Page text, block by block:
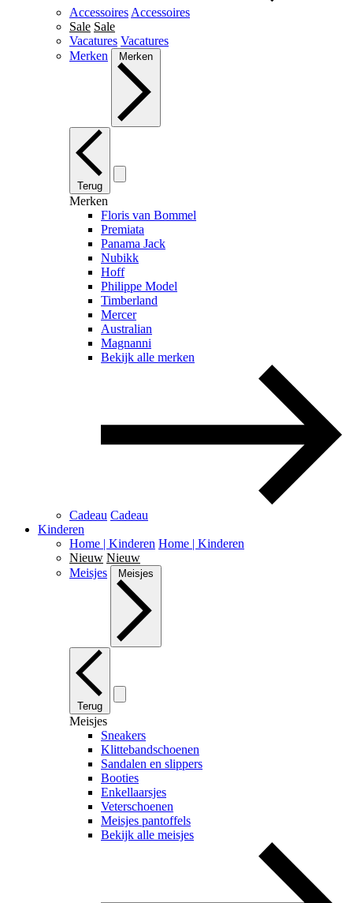
Accessoires Accessoires
Sale Sale
Vacatures Vacatures
Merken
Merken
Terug
Merken
Floris van Bommel
Premiata
Panama Jack
Nubikk
Hoff
Philippe Model
Timberland
Mercer
Australian
Magnanni
Bekijk alle merken
Cadeau Cadeau
Kinderen
Home | Kinderen Home | Kinderen
Nieuw Nieuw
Meisjes
Meisjes
Terug
Meisjes
Sneakers
Klittebandschoenen
Sandalen en slippers
Booties
Enkellaarsjes
Veterschoenen
Meisjes pantoffels
Bekijk alle meisjes